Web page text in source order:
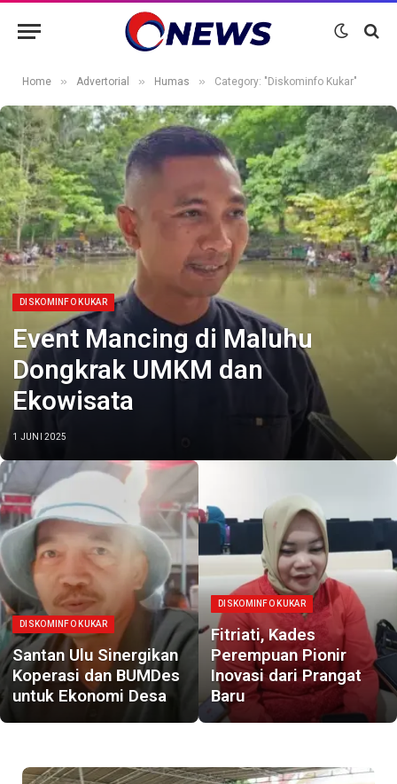
Home » Advertorial » Humas » Category: "Diskominfo Kukar"
DISKOMINFO KUKAR
Event Mancing di Maluhu
Dongkrak UMKM dan
Ekowisata
1 JUNI 2025
DISKOMINFO KUKAR
Santan Ulu Sinergikan
Koperasi dan BUMDes
untuk Ekonomi Desa
DISKOMINFO KUKAR
Fitriati, Kades
Perempuan Pionir
Inovasi dari Prangat
Baru